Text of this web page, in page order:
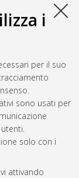
i
per il suo
sono usati per
solo con i
attivando
(